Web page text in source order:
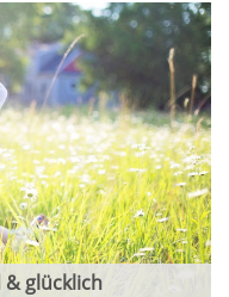
& glücklich